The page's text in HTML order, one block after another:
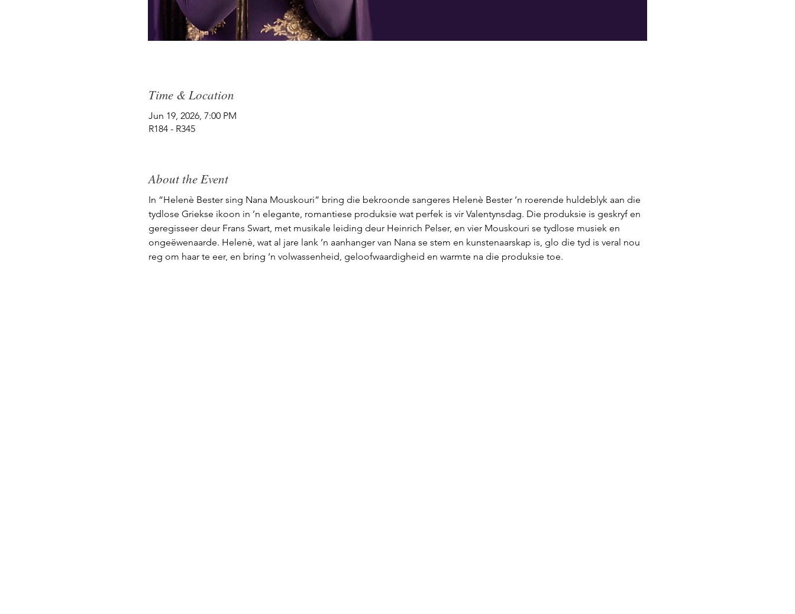
Time & Location
Jun 19, 2026, 7:00 PM
R184 - R345
About the Event
In “Helenè Bester sing Nana Mouskouri” bring die bekroonde sangeres Helenè Bester ’n roerende huldeblyk aan die
tydlose Griekse ikoon in ’n elegante, romantiese produksie wat perfek is vir Valentynsdag. Die produksie is geskryf en
geregisseer deur Frans Swart, met musikale leiding deur Heinrich Pelser, en vier Mouskouri se tydlose musiek en
ongeëwenaarde. Helenè, wat al jare lank ’n aanhanger van Nana se stem en kunstenaarskap is, glo die tyd is veral nou
reg om haar te eer, en bring ‘n volwassenheid, geloofwaardigheid en warmte na die produksie toe.